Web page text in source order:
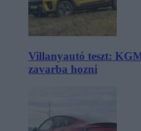
Villanyautó teszt:
zavarba hozni